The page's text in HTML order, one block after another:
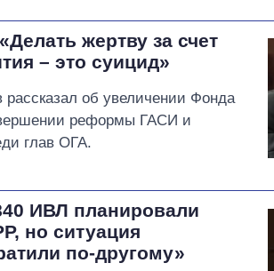
жертву за счет
– это суицид»
об увеличении Фонда
реформы ГАСИ и
глав ОГА.
ИВЛ планировали
но ситуация
по-другому»